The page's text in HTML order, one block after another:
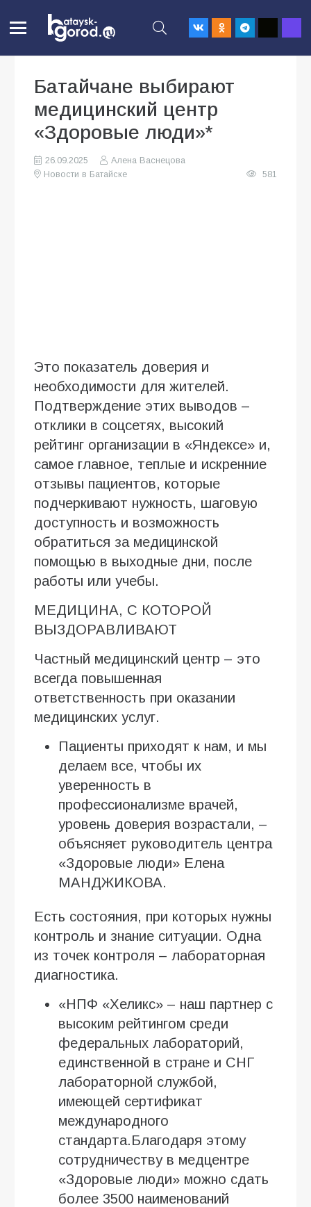
Батайчане выбирают
медицинский центр
«Здоровые люди»*
26.09.2025
Алена Васнецова
Новости в Батайске
581
Это показатель доверия и
необходимости для жителей.
Подтверждение этих выводов –
отклики в соцсетях, высокий
рейтинг организации в «Яндексе» и,
самое главное, теплые и искренние
отзывы пациентов, которые
подчеркивают нужность, шаговую
доступность и возможность
обратиться за медицинской
помощью в выходные дни, после
работы или учебы.
МЕДИЦИНА, С КОТОРОЙ
ВЫЗДОРАВЛИВАЮТ
Частный медицинский центр – это
всегда повышенная
ответственность при оказании
медицинских услуг.
Пациенты приходят к нам, и мы
делаем все, чтобы их
уверенность в
профессионализме врачей,
уровень доверия возрастали, –
объясняет руководитель центра
«Здоровые люди» Елена
МАНДЖИКОВА.
Есть состояния, при которых нужны
контроль и знание ситуации. Одна
из точек контроля – лабораторная
диагностика.
«НПФ «Хеликс» – наш партнер с
высоким рейтингом среди
федеральных лабораторий,
единственной в стране и СНГ
лабораторной службой,
имеющей сертификат
международного
стандарта.Благодаря этому
сотрудничеству в медцентре
«Здоровые люди» можно сдать
более 3500 наименований